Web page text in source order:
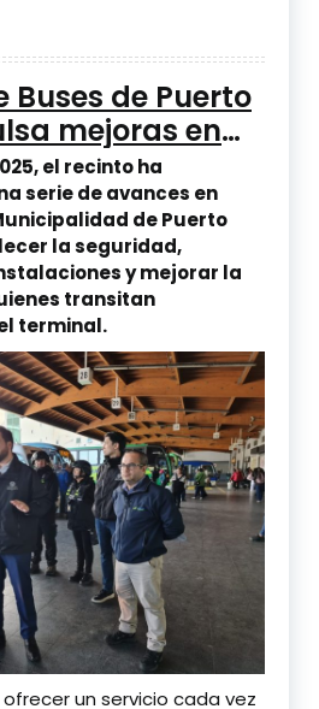
Buses de Puerto
mejoras en
y
para los
el recinto ha
serie de avances en
de Puerto
la seguridad,
y mejorar la
transitan
terminal.
un servicio cada vez